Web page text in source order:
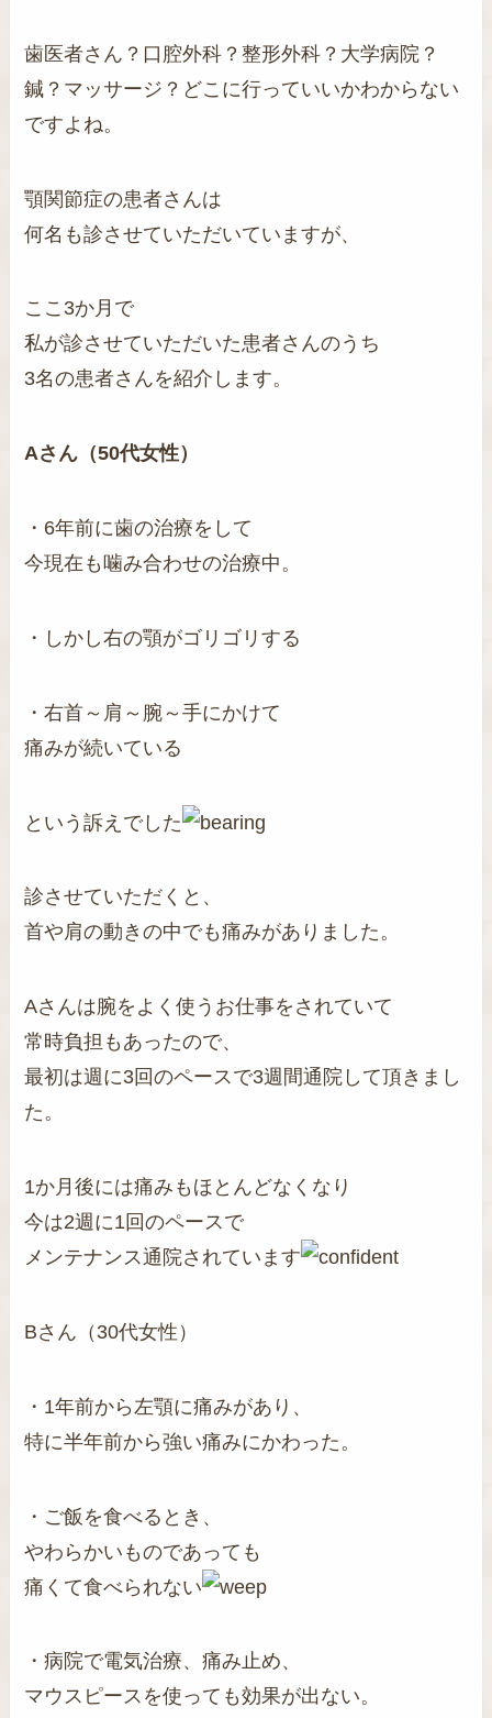
歯医者さん？口腔外科？整形外科？大学病院？
鍼？マッサージ？どこに行っていいかわからない
ですよね。
顎関節症の患者さんは
何名も診させていただいていますが、
ここ3か月で
私が診させていただいた患者さんのうち
3名の患者さんを紹介します。
Aさん（50代女性）
・6年前に歯の治療をして
今現在も噛み合わせの治療中。
・しかし右の顎がゴリゴリする
・右首～肩～腕～手にかけて
痛みが続いている
という訴えでした
診させていただくと、
首や肩の動きの中でも痛みがありました。
Aさんは腕をよく使うお仕事をされていて
常時負担もあったので、
最初は週に3回のペースで3週間通院して頂きまし
た。
1か月後には痛みもほとんどなくなり
今は2週に1回のペースで
メンテナンス通院されています
Bさん（30代女性）
・1年前から左顎に痛みがあり、
特に半年前から強い痛みにかわった。
・ご飯を食べるとき、
やわらかいものであっても
痛くて食べられない
・病院で電気治療、痛み止め、
マウスピースを使っても効果が出ない。